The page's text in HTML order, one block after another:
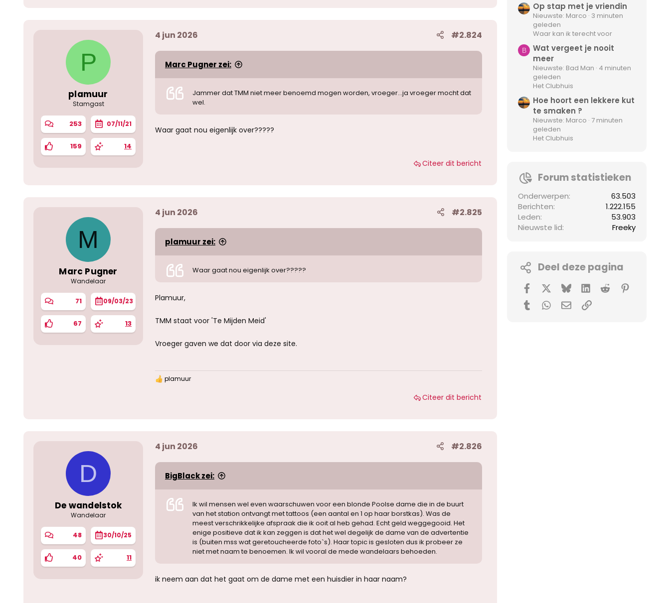
P
plamuur
Stamgast
253 07/11/21
159 14
4 jun 2026 #2.824
Marc Pugner zei:
Jammer dat TMM niet meer benoemd mogen worden, vroeger...ja vroeger mocht dat
wel.
Waar gaat nou eigenlijk over?????
Citeer dit bericht
M
Marc Pugner
Wandelaar
71 09/03/23
67 13
4 jun 2026 #2.825
plamuur zei:
Waar gaat nou eigenlijk over?????
Plamuur,
TMM staat voor 'Te Mijden Meid'
Vroeger gaven we dat door via deze site.
W
n
e
plamuur
Citeer dit bericht
D
De wandelstok
Wandelaar
48 30/10/25
40 11
4 jun 2026 #2.826
BigBlack zei:
Ik wil mensen wel even waarschuwen voor een blonde Poolse dame die in de buurt
van het station ontvangt met tattoos (een aantal en 1 op haar borstkas). Was de
meest verschrikkelijke afspraak die ik ooit al heb gehad. Echt geld weggegooid. Het
enige positieve dat ik kan zeggen is dat het wel degelijk de dame van de advertentie
is (buiten mss wat geretoucheerde foto`s). Haar topic is gesloten dus ik probeer ze
niet met naam te benoemen. Ik wil vooral de mede wandelaars behoeden.
ik neem aan dat het gaat om de dame met een huisdier in haar naam?
Op stap met je vriendin
Nieuwste: Marco 3 minuten
geleden
Waar kan ik terecht voor
B
Wat vergeet je nooit
meer
Nieuwste: Bad Man 4 minuten
geleden
Het Clubhuis
Hoe hoort een lekkere kut
te smaken ?
Nieuwste: Marco 7 minuten
geleden
Het Clubhuis
Forum statistieken
Onderwerpen
63.503
Berichten
1.222.155
Leden
53.903
Nieuwste lid
Freeky
Deel deze pagina
FacebookX (Twitter)
Bluesky LinkedInReddit
Tumblr WhatsApp
E-mailkoppeling